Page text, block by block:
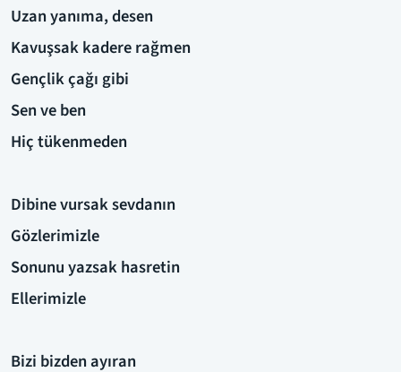
Uzan yanıma, desen
Kavuşsak kadere rağmen
Gençlik çağı gibi
Sen ve ben
Hiç tükenmeden
Dibine vursak sevdanın
Gözlerimizle
Sonunu yazsak hasretin
Ellerimizle
Bizi bizden ayıran